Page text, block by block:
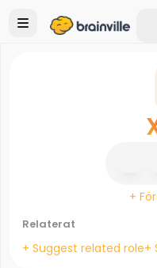
+
Relaterat
+ Suggest related role+